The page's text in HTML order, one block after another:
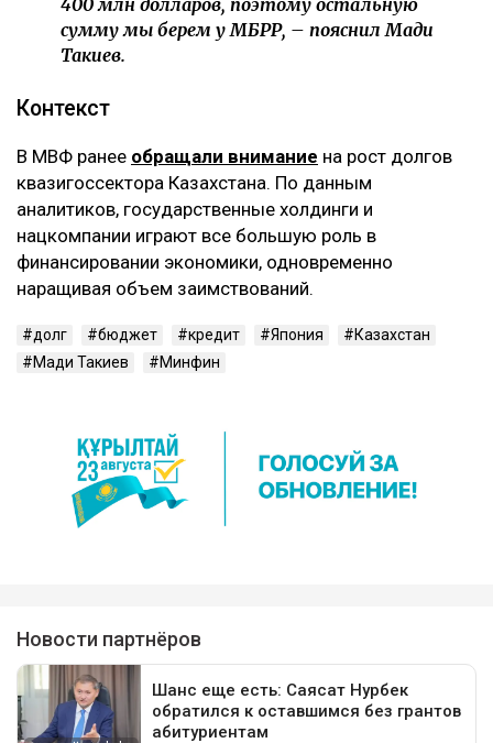
осуществляться за счет средств
республиканского бюджета в соответствии с
финансовыми условиями, установленными в
400 млн долларов, а МБРР – 600 млн.
– Ставка вознаграждения у Азиатского
банка чуть более выгодная, чем у
Международного банка реконструкции и
развития, то есть 1,15% против 1,2%, но у нас
есть лимит на займ от Азиатского банка –
400 млн долларов, поэтому остальную
сумму мы берем у МБРР, – пояснил Мади
Контекст
В МВФ ранееобращали вниманиена рост долгов
квазигоссектора Казахстана. По данным
наращивая объем заимствований.
долг бюджет
Казахстан
Мади Такиев
Минфин